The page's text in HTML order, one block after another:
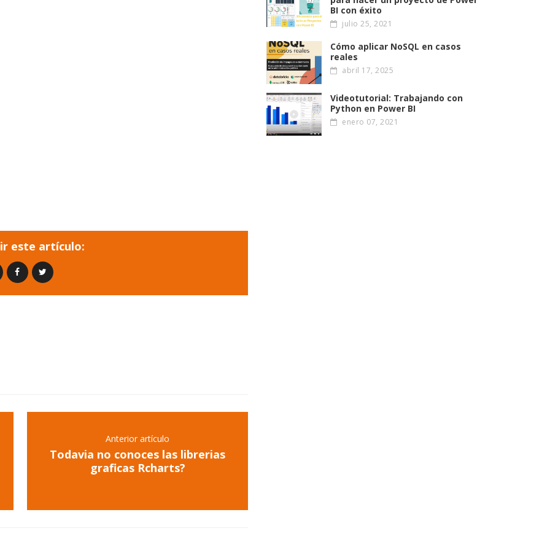
este artículo:
Anterior artículo
Todavia no conoces las librerias
graficas Rcharts?
BI con éxito
julio 25, 2021
Cómo aplicar NoSQL en casos
reales
abril 17, 2025
Videotutorial: Trabajando con
Python en Power BI
enero 07, 2021